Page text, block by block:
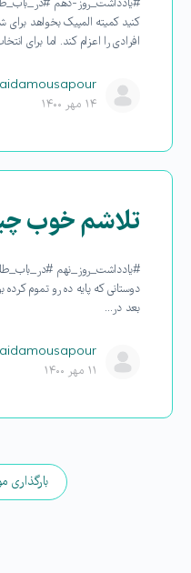
کنید کمیته المپیک بخواهد
افرادی را اعزام کند. اما برای
aidamousapour
۱۴ مهر ۱۴۰۰
تلاشم خوب
#یادداشت_روز_نهم
دوستانی که پایه ده رو تموم کرده
بعد در…
aidamousapour
۱۱ مهر ۱۴۰۰
بارگذاری